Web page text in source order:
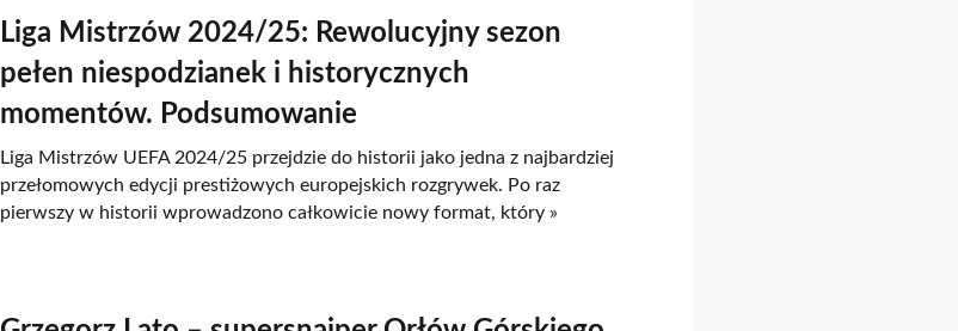
Liga Mistrzów 2024/25: Rewolucyjny sezon
pełen niespodzianek i historycznych
momentów. Podsumowanie
Liga Mistrzów UEFA 2024/25 przejdzie do historii jako jedna z najbardziej
przełomowych edycji prestiżowych europejskich rozgrywek. Po raz
pierwszy w historii wprowadzono całkowicie nowy format, który »